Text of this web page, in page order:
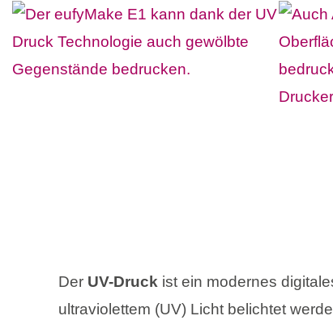
Der UV-Druck ist ein modernes
ultraviolettem (UV) Licht belichtet